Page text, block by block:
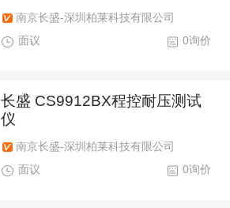
南京长盛-深圳柏莱科技有限公司
0询价
面议
长盛 CS9912BX程控耐压测试
仪
南京长盛-深圳柏莱科技有限公司
0询价
面议